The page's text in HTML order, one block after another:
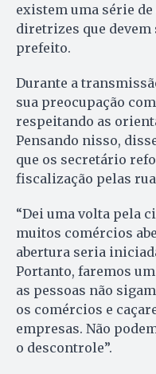
existem uma série
diretrizes que devem
prefeito.
Durante a
sua preocupação
respeitando as
Pensando nisso,
que os secretário
fiscalização pelas
“Dei uma volta pela
muitos comércios
abertura seria
Portanto, faremos
as pessoas não
os comércios e
empresas. Não
o descontrole”.